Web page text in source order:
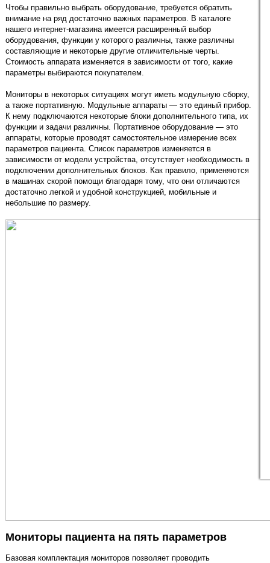
Чтобы правильно выбрать оборудование, требуется обратить
внимание на ряд достаточно важных параметров. В каталоге
нашего интернет-магазина имеется расширенный выбор
оборудования, функции у которого различны, также различны
составляющие и некоторые другие отличительные черты.
Стоимость аппарата изменяется в зависимости от того, какие
параметры выбираются покупателем.
Мониторы в некоторых ситуациях могут иметь модульную сборку,
а также портативную. Модульные аппараты — это единый прибор.
К нему подключаются некоторые блоки дополнительного типа, их
функции и задачи различны. Портативное оборудование — это
аппараты, которые проводят самостоятельное измерение всех
параметров пациента. Список параметров изменяется в
зависимости от модели устройства, отсутствует необходимость в
подключении дополнительных блоков. Как правило, применяются
в машинах скорой помощи благодаря тому, что они отличаются
достаточно легкой и удобной конструкцией, мобильные и
небольшие по размеру.
Мониторы пациента на пять параметров
Базовая комплектация мониторов позволяет проводить